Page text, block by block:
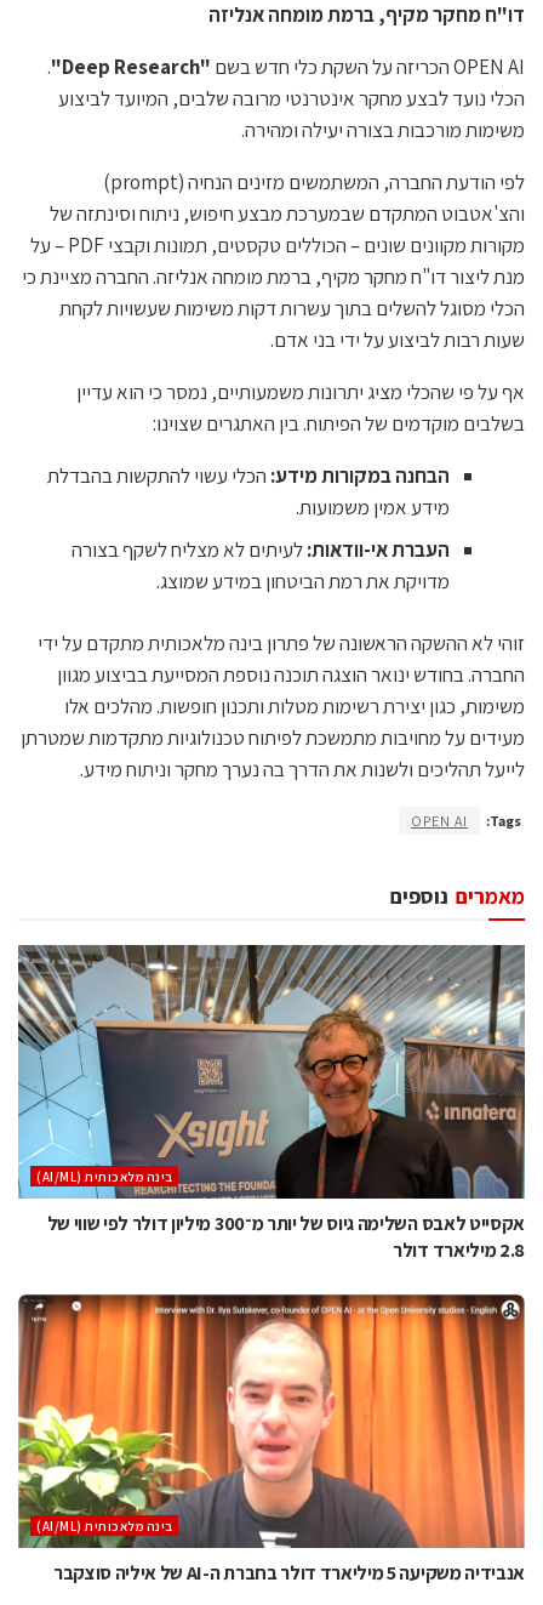
דו"ח מחקר מקיף, ברמת מומחה אנליזה
OPEN AI הכריזה על השקת כלי חדש בשם
"Deep Research"
.
הכלי נועד לבצע מחקר אינטרנטי מרובה שלבים, המיועד לביצוע
משימות מורכבות בצורה יעילה ומהירה.
לפי הודעת החברה, המשתמשים מזינים הנחיה (prompt)
והצ'אטבוט המתקדם שבמערכת מבצע חיפוש, ניתוח וסינתזה של
מקורות מקוונים שונים – הכוללים טקסטים, תמונות וקבצי PDF – על
מנת ליצור דו"ח מחקר מקיף, ברמת מומחה אנליזה. החברה מציינת כי
הכלי מסוגל להשלים בתוך עשרות דקות משימות שעשויות לקחת
שעות רבות לביצוע על ידי בני אדם.
אף על פי שהכלי מציג יתרונות משמעותיים, נמסר כי הוא עדיין
בשלבים מוקדמים של הפיתוח. בין האתגרים שצוינו:
הבחנה במקורות מידע: הכלי עשוי להתקשות בהבדלת
מידע אמין משמועות.
העברת אי-וודאות:לעיתים לא מצליח לשקף בצורה
מדויקת את רמת הביטחון במידע שמוצג.
זוהי לא ההשקה הראשונה של פתרון בינה מלאכותית מתקדם על ידי
החברה. בחודש ינואר הוצגה תוכנה נוספת המסייעת בביצוע מגוון
משימות, כגון יצירת רשימות מטלות ותכנון חופשות. מהלכים אלו
מעידים על מחויבות מתמשכת לפיתוח טכנולוגיות מתקדמות שמטרתן
לייעל תהליכים ולשנות את הדרך בה נערך מחקר וניתוח מידע.
Tags:
OPEN AI
נוספים מאמרים
בינה מלאכותית (AI/ML)
אקסייט לאבס השלימה גיוס של יותר מ־300 מיליון דולר לפי שווי של
2.8 מיליארד דולר
בינה מלאכותית (AI/ML)
אנבידיה משקיעה 5 מיליארד דולר בחברת ה-AI של איליה סוצקבר